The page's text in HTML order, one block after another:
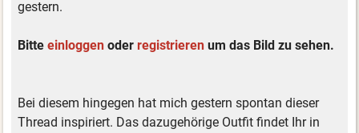
gestern.
Bitteeinloggen oderregistrieren um das Bild zu sehen.
Bei diesem hingegen hat mich gestern spontan dieser
Thread inspiriert. Das dazugehörige Outfit findet Ihr in